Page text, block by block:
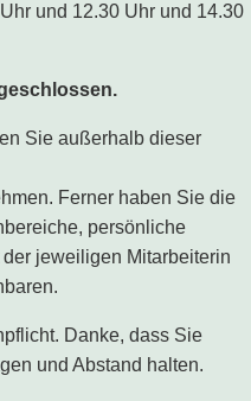
und 12.30 Uhr und 14.30
Sie außerhalb dieser
Ferner haben Sie die
persönliche
jeweiligen Mitarbeiterin
Danke, dass Sie
und Abstand halten.